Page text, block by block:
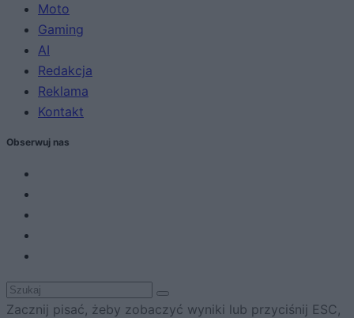
Moto
Gaming
AI
Redakcja
Reklama
Kontakt
Obserwuj nas
Zacznij pisać, żeby zobaczyć wyniki lub przyciśnij ESC,